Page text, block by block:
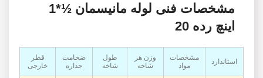
مشخصات فنی لوله مانیسمان ½*1
اینچ رده 20
استاندارد
مشخصات
مواد
وزن هر
شاخه
طول
شاخه
ضخامت
جداره
قطر
خارجی